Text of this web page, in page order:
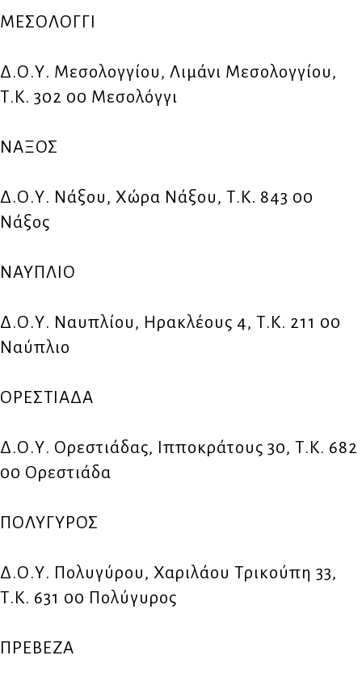
ΜΕΣΟΛΟΓΓΙ
Δ.Ο.Υ. Μεσολογγίου, Λιμάνι Μεσολογγίου,
Τ.Κ. 302 00 Μεσολόγγι
ΝΑΞΟΣ
Δ.Ο.Υ. Νάξου, Χώρα Νάξου, Τ.Κ. 843 00
Νάξος
ΝΑΥΠΛΙΟ
Δ.Ο.Υ. Ναυπλίου, Ηρακλέους 4, Τ.Κ. 211 00
Ναύπλιο
ΟΡΕΣΤΙΑΔΑ
Δ.Ο.Υ. Ορεστιάδας, Ιπποκράτους 30, Τ.Κ. 682
00 Ορεστιάδα
ΠΟΛΥΓΥΡΟΣ
Δ.Ο.Υ. Πολυγύρου, Χαριλάου Τρικούπη 33,
Τ.Κ. 631 00 Πολύγυρος
ΠΡΕΒΕΖΑ